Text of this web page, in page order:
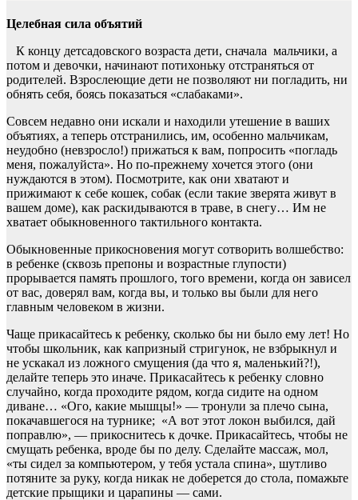
Целебная сила объятий
К концу детсадовского возраста дети, сначала мальчики, а
потом и девочки, начинают потихоньку отстраняться от
родителей. Взрослеющие дети не позволяют ни погладить, ни
обнять себя, боясь показаться «слабаками».
Совсем недавно они искали и находили утешение в ваших
объятиях, а теперь отстранились, им, особенно мальчикам,
неудобно (невзросло!) прижаться к вам, попросить «погладь
меня, пожалуйста». Но по-прежнему хочется этого (они
нуждаются в этом). Посмотрите, как они хватают и
прижимают к себе кошек, собак (если такие зверята живут в
вашем доме), как раскидываются в траве, в снегу… Им не
хватает обыкновенного тактильного контакта.
Обыкновенные прикосновения могут сотворить волшебство:
в ребенке (сквозь препоны и возрастные глупости)
прорывается память прошлого, того времени, когда он зависел
от вас, доверял вам, когда вы, и только вы были для него
главным человеком в жизни.
Чаще прикасайтесь к ребенку, сколько бы ни было ему лет! Но
чтобы школьник, как капризный стригунок, не взбрыкнул и
не ускакал из ложного смущения (да что я, маленький?!),
делайте теперь это иначе. Прикасайтесь к ребенку словно
случайно, когда проходите рядом, когда сидите на одном
диване… «Ого, какие мышцы!» — тронули за плечо сына,
покачавшегося на турнике; «А вот этот локон выбился, дай
поправлю», — прикоснитесь к дочке. Прикасайтесь, чтобы не
смущать ребенка, вроде бы по делу. Сделайте массаж, мол,
«ты сидел за компьютером, у тебя устала спина», шутливо
потяните за руку, когда никак не доберется до стола, помажьте
детские прыщики и царапины — сами.